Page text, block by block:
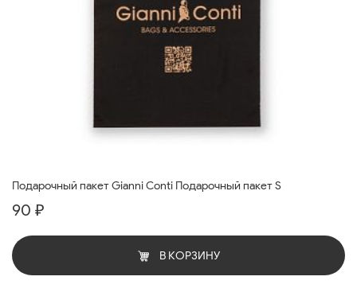
Подарочный пакет Gianni Conti Подарочный пакет S
90 ₽
В КОРЗИНУ